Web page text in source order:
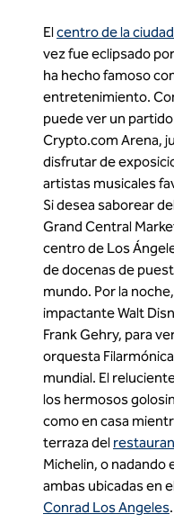
Elcentro de la
vez fue eclipsado
ha hecho famoso
entretenimiento.
puede ver un
Crypto.com Arena,
disfrutar de
artistas musicales
Si desea saborear
Grand Central
centro de Los
de docenas de
mundo. Por la
impactante Walt
Frank Gehry, para
orquesta
mundial. El
los hermosos
como en casa
terraza del
Michelin, o nadando
ambas ubicadas en
Conrad Los Angeles.